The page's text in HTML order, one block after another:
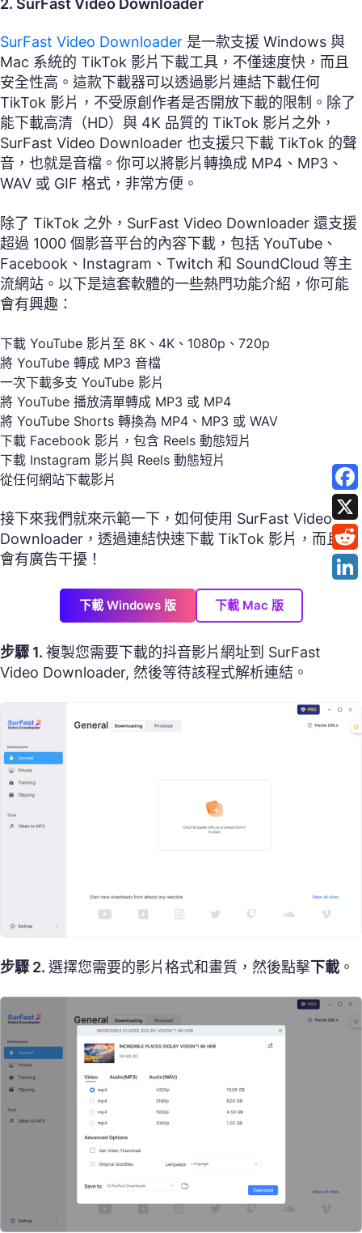
2. SurFast Video Downloader
SurFast Video Downloader 是一款支援 Windows 與
Mac 系統的 TikTok 影片下載工具，不僅速度快，而且
安全性高。這款下載器可以透過影片連結下載任何
TikTok 影片，不受原創作者是否開放下載的限制。除了
能下載高清（HD）與 4K 品質的 TikTok 影片之外，
SurFast Video Downloader 也支援只下載 TikTok 的聲
音，也就是音檔。你可以將影片轉換成 MP4、MP3、
WAV 或 GIF 格式，非常方便。
除了 TikTok 之外，SurFast Video Downloader 還支援
超過 1000 個影音平台的內容下載，包括 YouTube、
Facebook、Instagram、Twitch 和 SoundCloud 等主
流網站。以下是這套軟體的一些熱門功能介紹，你可能
會有興趣：
下載 YouTube 影片至 8K、4K、1080p、720p
將 YouTube 轉成 MP3 音檔
一次下載多支 YouTube 影片
將 YouTube 播放清單轉成 MP3 或 MP4
將 YouTube Shorts 轉換為 MP4、MP3 或 WAV
下載 Facebook 影片，包含 Reels 動態短片
下載 Instagram 影片與 Reels 動態短片
從任何網站下載影片
接下來我們就來示範一下，如何使用 SurFast Video
Downloader，透過連結快速下載 TikTok 影片，而且不
會有廣告干擾！
下載 Windows 版 下載 Mac 版
步驟 1. 複製您需要下載的抖音影片網址到 SurFast
Video Downloader, 然後等待該程式解析連結。
步驟 2. 選擇您需要的影片格式和畫質，然後點擊下載 。